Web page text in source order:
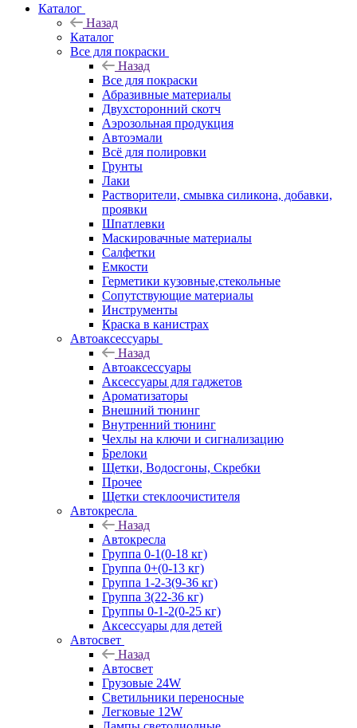
Каталог
Назад
Каталог
Все для покраски
Назад
Все для покраски
Абразивные материалы
Двухсторонний скотч
Аэрозольная продукция
Автоэмали
Всё для полировки
Грунты
Лаки
Растворители, смывка силикона, добавки,
проявки
Шпатлевки
Маскировачные материалы
Салфетки
Емкости
Герметики кузовные,стекольные
Сопутствующие материалы
Инструменты
Краска в канистрах
Автоаксессуары
Назад
Автоаксессуары
Аксессуары для гаджетов
Ароматизаторы
Внешний тюнинг
Внутренний тюнинг
Чехлы на ключи и сигнализацию
Брелоки
Щетки, Водосгоны, Скребки
Прочее
Щетки стеклоочистителя
Автокресла
Назад
Автокресла
Группа 0-1(0-18 кг)
Группа 0+(0-13 кг)
Группа 1-2-3(9-36 кг)
Группа 3(22-36 кг)
Группы 0-1-2(0-25 кг)
Аксессуары для детей
Автосвет
Назад
Автосвет
Грузовые 24W
Светильники переносные
Легковые 12W